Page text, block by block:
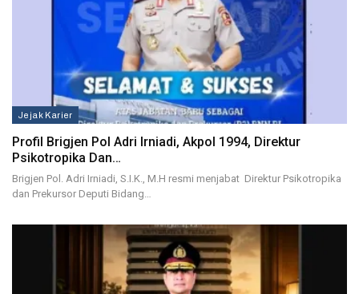
Jejak Karier
Profil Brigjen Pol Adri Irniadi, Akpol 1994, Direktur
Psikotropika Dan…
Brigjen Pol. Adri Irniadi, S.I.K., M.H resmi menjabat Direktur Psikotropika
dan Prekursor Deputi Bidang…